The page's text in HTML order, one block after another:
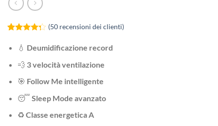
4.24su 5
recensioni
(50recensioni dei clienti)
💧 Deumidificazione record
💨 3 velocità ventilazione
🎯 Follow Me intelligente
😴 Sleep Mode avanzato
♻️ Classe energetica A